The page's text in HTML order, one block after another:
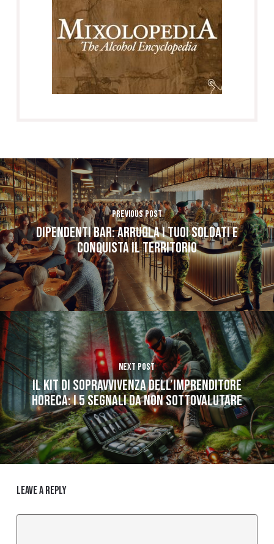
Previous Post
Dipendenti Bar: arruola i tuoi soldati e
conquista il territorio
Next Post
Il Kit di Sopravvivenza dell’Imprenditore
Horeca: i 5 segnali da non sottovalutare
Leave a Reply